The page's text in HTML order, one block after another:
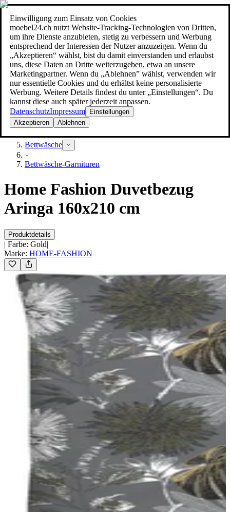
Einwilligung zum Einsatz von Cookies
moebel24.ch nutzt Website-Tracking-Technologien von Dritten,
um ihre Dienste anzubieten, stetig zu verbessern und Werbung
entsprechend der Interessen der Nutzer anzuzeigen. Wenn du
„Akzeptieren“ wählst, bist du damit einverstanden und erlaubst
uns, diese Daten an Dritte weiterzugeben, etwa an unsere
Marketingpartner. Wenn du „Ablehnen” wählst, verwenden wir
nur essentielle Cookies und du erhältst keine personalisierte
Werbung. Weitere Details findest du unter „Einstellungen“. Du
kannst diese auch später jederzeit anpassen.
DatenschutzImpressum
Einstellungen
Akzeptieren
Ablehnen
Suche
moebel dir den besten Preis!moebel dir den besten Preis!
Heimtextilien
Bettwäsche
Bettwäsche-Garnituren
Home Fashion Duvetbezug
Aringa 160x210 cm
Produktdetails
| Farbe: Gold|
Marke: HOME-FASHION